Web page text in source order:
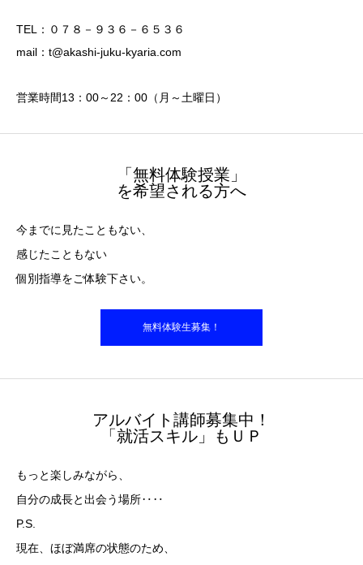
TEL：０７８－９３６－６５３６
mail：t@akashi-juku-kyaria.com
営業時間13：00～22：00（月～土曜日）
「無料体験授業」
を希望される方へ
今までに見たこともない、
感じたこともない
個別指導をご体験下さい。
無料体験生募集！
アルバイト講師募集中！
「就活スキル」もＵＰ
もっと楽しみながら、
自分の成長と出会う場所‥‥
P.S.
現在、ほぼ満席の状態のため、